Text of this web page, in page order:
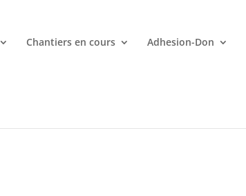
Chantiers en cours Adhesion-Don
chez